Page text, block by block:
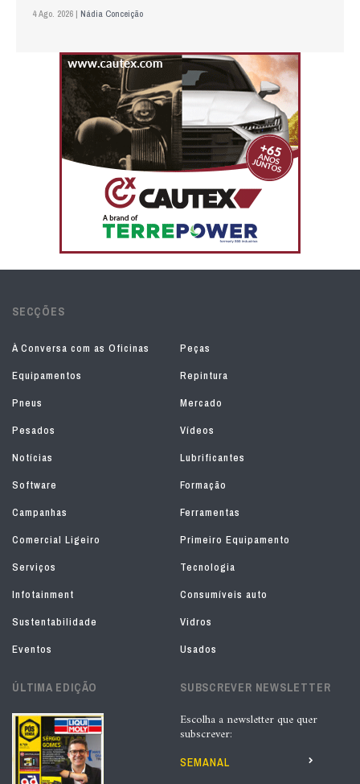
4 Ago. 2026 | Nádia Conceição
SECÇÕES
À Conversa com as Oficinas
Peças
Equipamentos
Repintura
Pneus
Mercado
Pesados
Vídeos
Notícias
Lubrificantes
Software
Formação
Campanhas
Ferramentas
Comercial Ligeiro
Primeiro Equipamento
Serviços
Tecnologia
Infotainment
Consumíveis auto
Sustentabilidade
Vidros
Eventos
Usados
ÚLTIMA EDIÇÃO SUBSCREVER NEWSLETTER
Escolha a newsletter que quer
subscrever:
SEMANAL